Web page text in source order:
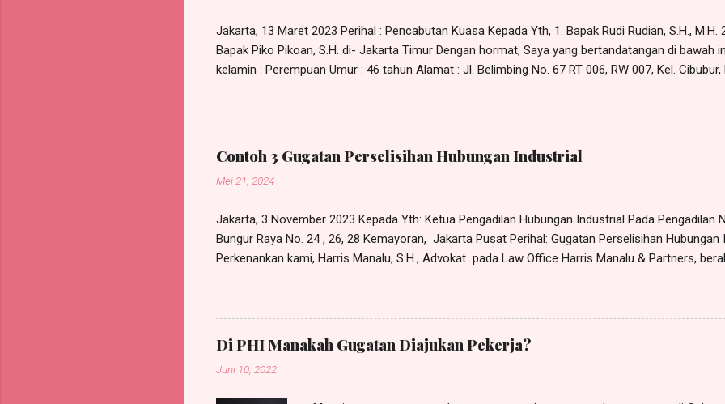
Jakarta, 13 Maret 2023 Perihal : Pencabutan Kuasa Kepada Yth, 1. Bapak Rudi Rudian, S.H., M.H.
Bapak Piko Pikoan, S.H. di- Jakarta Timur Dengan hormat, Saya yang bertandatangan di bawah
kelamin : Perempuan Umur : 46 tahun Alamat : Jl. Belimbing No. 67 RT 006, RW 007, Kel.
pada RDP Law Office, beralamat di Jl. Bangun No. 5 Jakarta Timur, dengan ini saya CABUT.
kuasa tersebut maka sejak tanggal ditandatanganinya surat pencabutan kuasa ini maka surat
lagi dipergunakan untuk kepentingan apapun juga. Bapak Rudi Rudian, S.H., M.H., Ibu Dina Dinaan,
Contoh 3 Gugatan Perselisihan Hubungan Industrial
Mei 21, 2024
Jakarta, 3 November 2023 Kepada Yth: Ketua Pengadilan Hubungan Industrial Pada Pengadilan
Bungur Raya No. 24 , 26, 28 Kemayoran, Jakarta Pusat Perihal: Gugatan Perselisihan
Perkenankan kami, Harris Manalu, S.H., Advokat pada Law Office Harris Manalu & Partners,
GUN GUNAWAN , W arga N egara Indonesia , beralamat di Jl. xxx No. x, RT x, RW x, Kel. x, Kec.
/jabatan sebagai Legal Advisor Human Resource Development (HRD) Yayasan Sekolah
Penggugat ; Dengan ini mengajukan gugatan perselisihan hubungan industrial kepada YAYASAN
Di PHI Manakah Gugatan Diajukan Pekerja?
Juni 10, 2022